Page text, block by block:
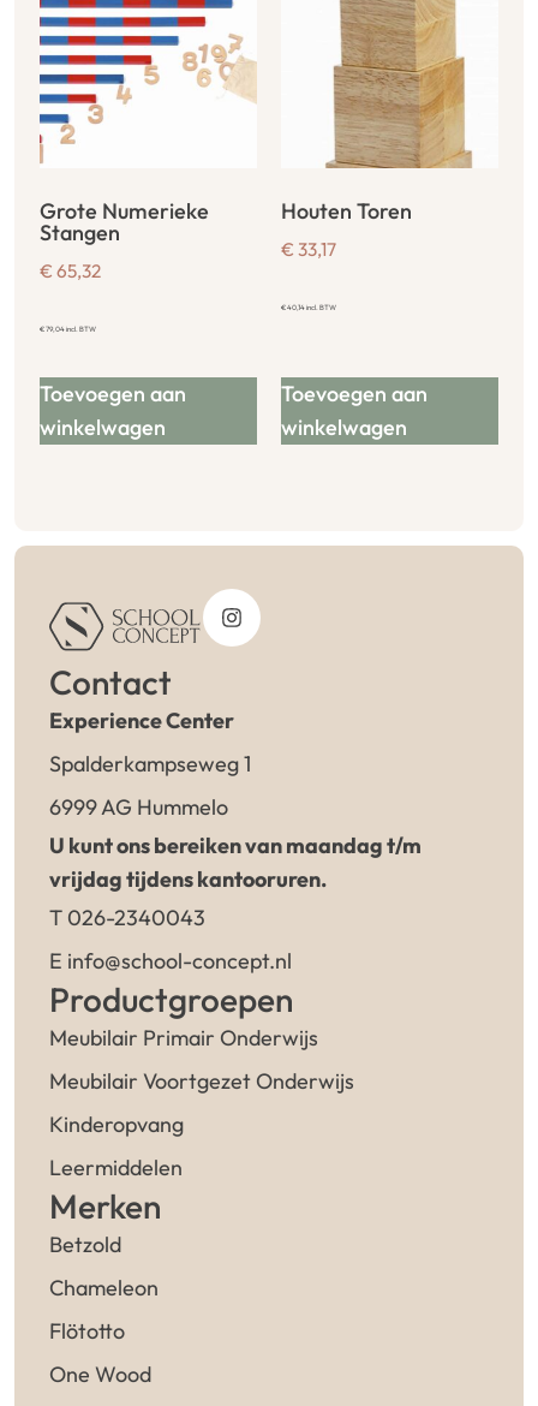
Grote Numerieke
Stangen
€ 65,32
€79,04incl. BTW
Toevoegen aan
winkelwagen
Houten Toren
€ 33,17
€40,14incl. BTW
Toevoegen aan
winkelwagen
Contact
Experience Center
Spalderkampseweg 1
6999 AG Hummelo
U kunt ons bereiken van maandag t/m
vrijdag tijdens kantooruren.
T 026-2340043
E info@school-concept.nl
Productgroepen
Meubilair Primair Onderwijs
Meubilair Voortgezet Onderwijs
Kinderopvang
Leermiddelen
Merken
Betzold
Chameleon
Flötotto
One Wood